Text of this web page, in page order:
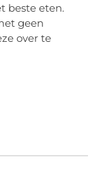
beste eten.
geen
over te